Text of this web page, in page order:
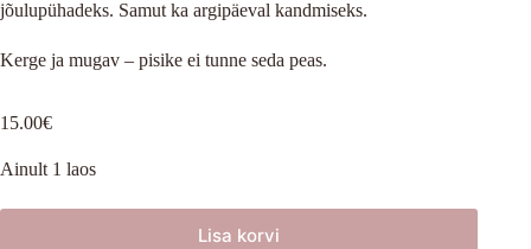
jõulupühadeks. Samut ka argipäeval kandmiseks.
Kerge ja mugav – pisike ei tunne seda peas.
15.00€
Ainult 1 laos
Lisa korvi